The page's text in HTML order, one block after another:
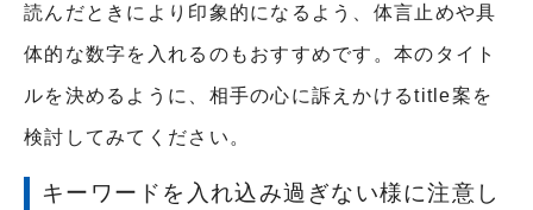
読んだときにより印象的になるよう、体言止めや具
体的な数字を入れるのもおすすめです。本のタイト
ルを決めるように、相手の心に訴えかけるtitle案を
検討してみてください。
キーワードを入れ込み過ぎない様に注意し